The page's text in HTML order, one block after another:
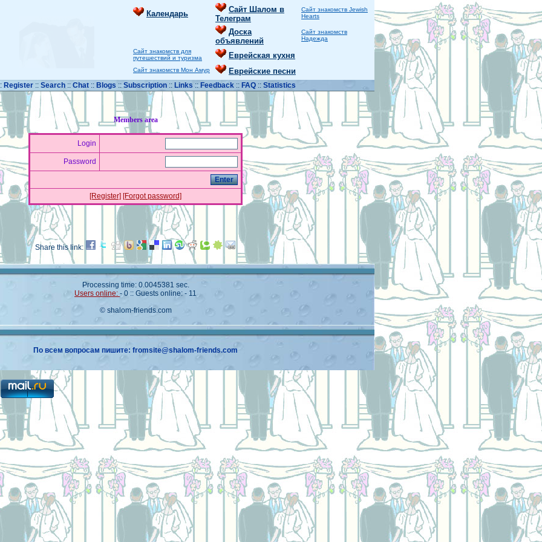
Календарь
Сайт Шалом в
Телеграм
Сайт знакомств Jewish
Hearts
Доска
объявлений
Сайт знакомств
Надежда
Сайт знакомств для
путешествий и туризма
Еврейская кухня
Сайт знакомств Мон Амур Еврейские песни
Register:: Search :: Chat :: Blogs :: Subscription :: Links :: Feedback:: FAQ :: Statistics
Members area
Login
Password
[Register] [Forgot password]
Share this link:
Processing time: 0.0045381 sec.
Users online: - 0 :: Guests online: - 11
© shalom-friends.com
По всем вопросам пишите: fromsite@shalom-friends.com